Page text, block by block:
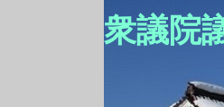
衆議院